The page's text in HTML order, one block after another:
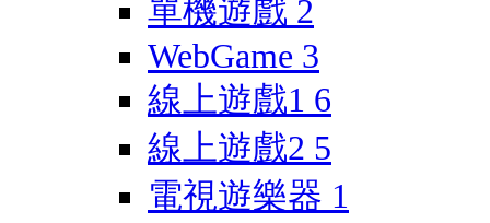
單機遊戲 2
WebGame 3
線上遊戲1 6
線上遊戲2 5
電視遊樂器 1